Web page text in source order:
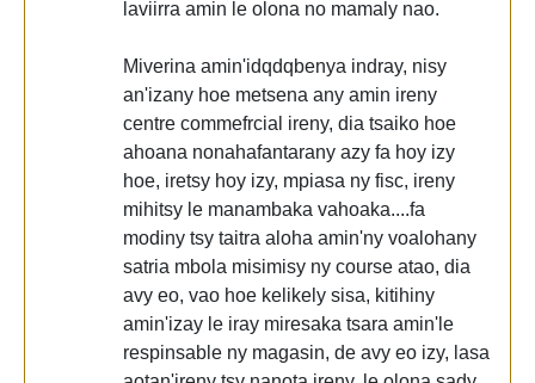
laviirra amin le olona no mamaly nao.
Miverina amin'idqdqbenya indray, nisy
an'izany hoe metsena any amin ireny
centre commefrcial ireny, dia tsaiko hoe
ahoana nonahafantarany azy fa hoy izy
hoe, iretsy hoy izy, mpiasa ny fisc, ireny
mihitsy le manambaka vahoaka....fa
modiny tsy taitra aloha amin'ny voalohany
satria mbola misimisy ny course atao, dia
avy eo, vao hoe kelikely sisa, kitihiny
amin'izay le iray miresaka tsara amin'le
respinsable ny magasin, de avy eo izy, lasa